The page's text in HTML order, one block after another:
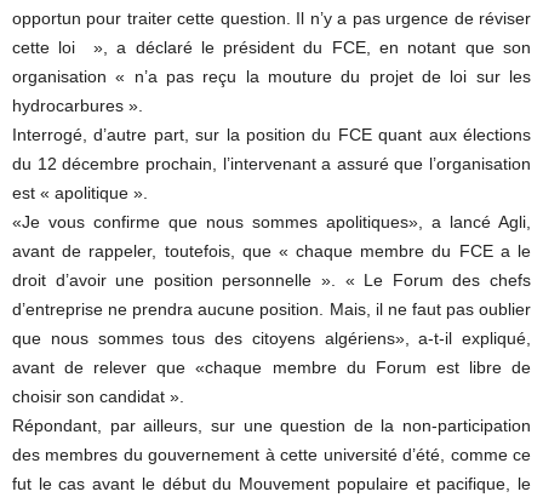
opportun pour traiter cette question. Il n’y a pas urgence de réviser
cette loi », a déclaré le président du FCE, en notant que son
organisation « n’a pas reçu la mouture du projet de loi sur les
hydrocarbures ».
Interrogé, d’autre part, sur la position du FCE quant aux élections
du 12 décembre prochain, l’intervenant a assuré que l’organisation
est « apolitique ».
«Je vous confirme que nous sommes apolitiques», a lancé Agli,
avant de rappeler, toutefois, que « chaque membre du FCE a le
droit d’avoir une position personnelle ». « Le Forum des chefs
d’entreprise ne prendra aucune position. Mais, il ne faut pas oublier
que nous sommes tous des citoyens algériens», a-t-il expliqué,
avant de relever que «chaque membre du Forum est libre de
choisir son candidat ».
Répondant, par ailleurs, sur une question de la non-participation
des membres du gouvernement à cette université d’été, comme ce
fut le cas avant le début du Mouvement populaire et pacifique, le